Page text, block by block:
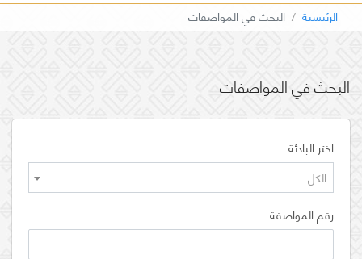
الرئيسية البحث في المواصفات
البحث في المواصفات
اختر البادئة
الكل
رقم المواصفة